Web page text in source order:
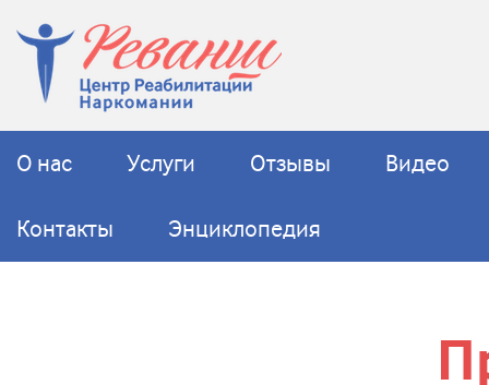
О нас Услуги Отзывы Видео
Контакты Энциклопедия